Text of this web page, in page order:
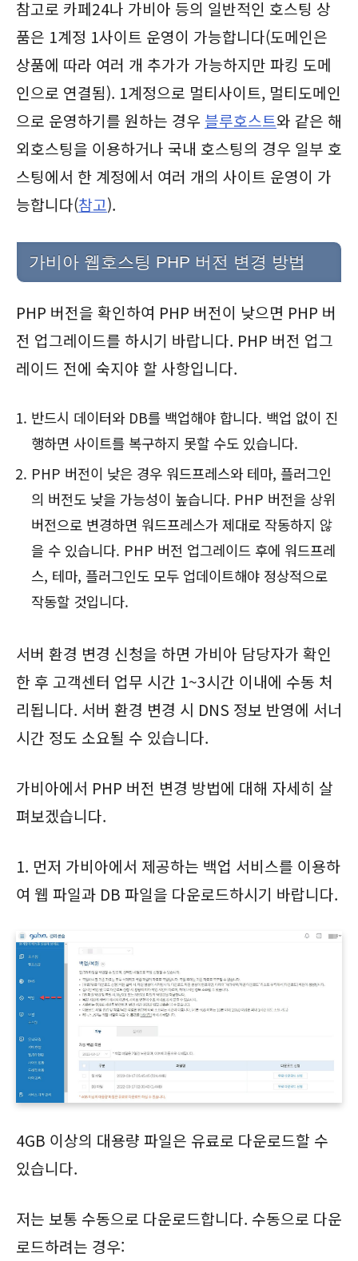
참고로 카페24나 가비아 등의 일반적인 호스팅 상
품은 1계정 1사이트 운영이 가능합니다(도메인은
상품에 따라 여러 개 추가가 가능하지만 파킹 도메
인으로 연결됨). 1계정으로 멀티사이트, 멀티도메인
으로 운영하기를 원하는 경우 블루호스트와 같은 해
외호스팅을 이용하거나 국내 호스팅의 경우 일부 호
스팅에서 한 계정에서 여러 개의 사이트 운영이 가
능합니다(참고).
가비아 웹호스팅 PHP 버전 변경 방법
PHP 버전을 확인하여 PHP 버전이 낮으면 PHP 버
전 업그레이드를 하시기 바랍니다. PHP 버전 업그
레이드 전에 숙지야 할 사항입니다.
반드시 데이터와 DB를 백업해야 합니다. 백업 없이 진
행하면 사이트를 복구하지 못할 수도 있습니다.
PHP 버전이 낮은 경우 워드프레스와 테마, 플러그인
의 버전도 낮을 가능성이 높습니다. PHP 버전을 상위
버전으로 변경하면 워드프레스가 제대로 작동하지 않
을 수 있습니다. PHP 버전 업그레이드 후에 워드프레
스, 테마, 플러그인도 모두 업데이트해야 정상적으로
작동할 것입니다.
서버 환경 변경 신청을 하면 가비아 담당자가 확인
한 후 고객센터 업무 시간 1~3시간 이내에 수동 처
리됩니다. 서버 환경 변경 시 DNS 정보 반영에 서너
시간 정도 소요될 수 있습니다.
가비아에서 PHP 버전 변경 방법에 대해 자세히 살
펴보겠습니다.
1. 먼저 가비아에서 제공하는 백업 서비스를 이용하
여 웹 파일과 DB 파일을 다운로드하시기 바랍니다.
4GB 이상의 대용량 파일은 유료로 다운로드할 수
있습니다.
저는 보통 수동으로 다운로드합니다. 수동으로 다운
로드하려는 경우: